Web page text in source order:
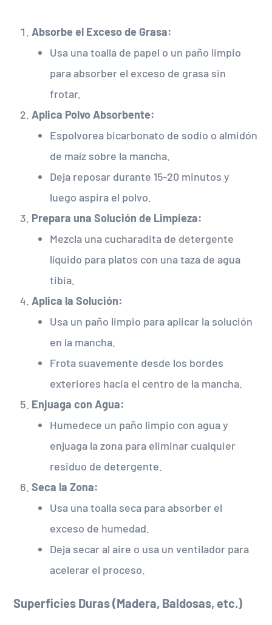
Absorbe el Exceso de Grasa:
Usa una toalla de papel o un paño limpio
para absorber el exceso de grasa sin
frotar.
Aplica Polvo Absorbente:
Espolvorea bicarbonato de sodio o almidón
de maíz sobre la mancha.
Deja reposar durante 15-20 minutos y
luego aspira el polvo.
Prepara una Solución de Limpieza:
Mezcla una cucharadita de detergente
líquido para platos con una taza de agua
tibia.
Aplica la Solución:
Usa un paño limpio para aplicar la solución
en la mancha.
Frota suavemente desde los bordes
exteriores hacia el centro de la mancha.
Enjuaga con Agua:
Humedece un paño limpio con agua y
enjuaga la zona para eliminar cualquier
residuo de detergente.
Seca la Zona:
Usa una toalla seca para absorber el
exceso de humedad.
Deja secar al aire o usa un ventilador para
acelerar el proceso.
Superficies Duras (Madera, Baldosas, etc.)